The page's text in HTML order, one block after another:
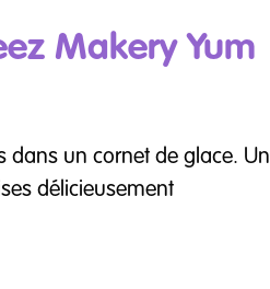
Makery Yum
dans un cornet de glace. Un
délicieusement